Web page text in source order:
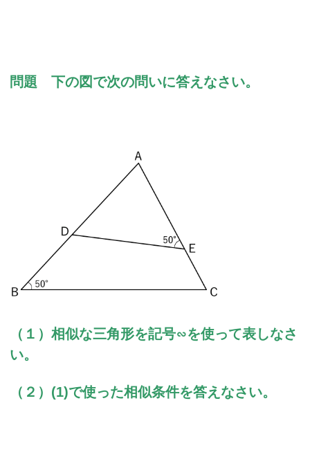
問題 下の図で次の問いに答えなさい。
（１）相似な三角形を記号∽を使って表しなさ
い。
（２）(1)で使った相似条件を答えなさい。